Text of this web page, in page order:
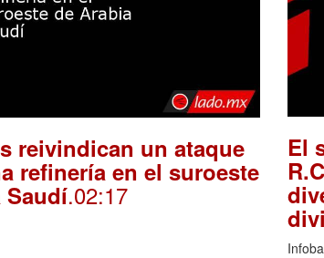
reivindican un ataque
refinería en el suroeste
Saudí.02:17
El